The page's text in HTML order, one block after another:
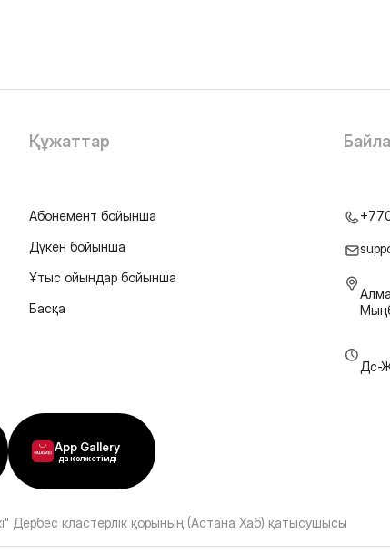
Құжаттар
Абонемент бойынша
Дүкен бойынша
Ұтыс ойындар бойынша
Басқа
Дс-
App Gallery
-да қолжетімді
Дербес кластерлік қорының (Астана Хаб) қатысушысы